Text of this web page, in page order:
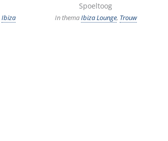
Ibiza
Spoeltoog
In themaIbiza Lounge, Trouw